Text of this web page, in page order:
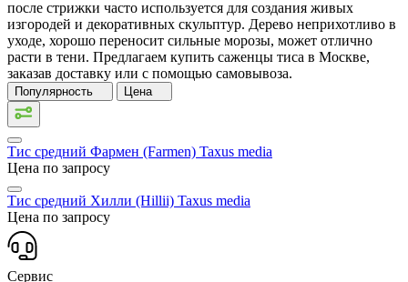
после стрижки часто используется для создания живых
изгородей и декоративных скульптур. Дерево неприхотливо в
уходе, хорошо переносит сильные морозы, может отлично
расти в тени. Предлагаем купить саженцы тиса в Москве,
заказав доставку или с помощью самовывоза.
Популярность Цена
Тис средний Фармен (Farmen) Taxus media
Цена по запросу
Тис средний Хилли (Hillii) Taxus media
Цена по запросу
Сервис